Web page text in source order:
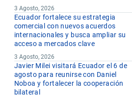
3 Agosto, 2026
Ecuador fortalece su estrategia
comercial con nuevos acuerdos
internacionales y busca ampliar su
acceso a mercados clave
3 Agosto, 2026
Javier Milei visitará Ecuador el 6 de
agosto para reunirse con Daniel
Noboa y fortalecer la cooperación
bilateral